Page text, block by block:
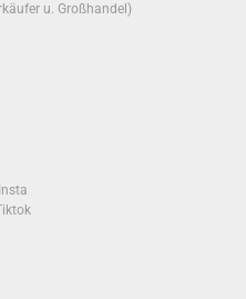
u. Großhandel)